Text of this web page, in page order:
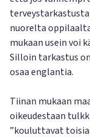
terveystarkastusta
nuorelta
mukaan usein voi
Silloin tarkastus
osaa englantia.
Tiinan mukaan
oikeudestaan
”kouluttavat